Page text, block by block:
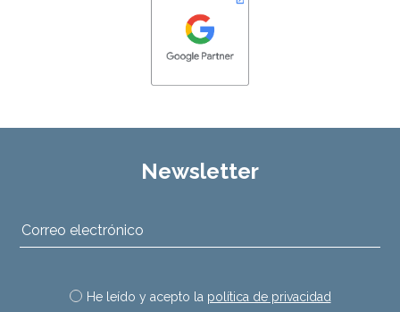
Newsletter
He leído y acepto la política de privacidad